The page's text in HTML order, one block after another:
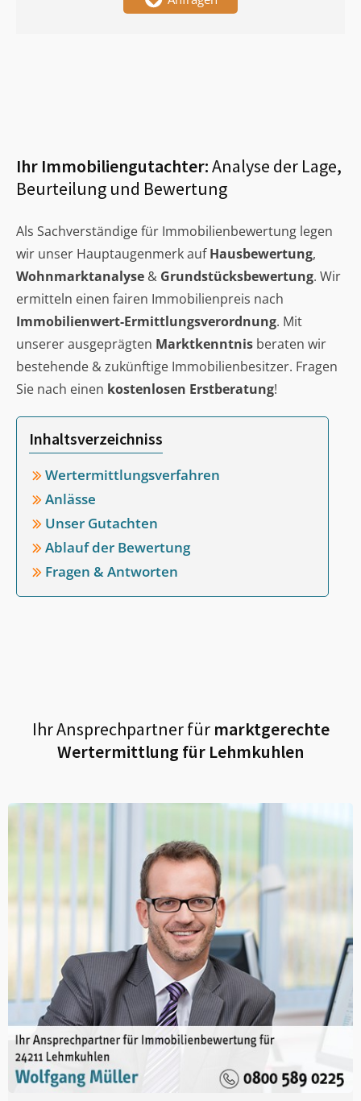
Ihr Immobiliengutachter:Analyse der Lage,
Beurteilung und Bewertung
Als Sachverständige für Immobilienbewertung legen
wir unser Hauptaugenmerk aufHausbewertung,
Wohnmarktanalyse & Grundstücksbewertung. Wir
ermitteln einen fairen Immobilienpreis nach
Immobilienwert-Ermittlungsverordnung. Mit
unserer ausgeprägten Marktkenntnis beraten wir
bestehende & zukünftige Immobilienbesitzer. Fragen
Sie nach einen kostenlosen Erstberatung!
Inhaltsverzeichniss
Wertermittlungsverfahren
Anlässe
Unser Gutachten
Ablauf der Bewertung
Fragen & Antworten
Ihr Ansprechpartner fürmarktgerechte
Wertermittlung für Lehmkuhlen